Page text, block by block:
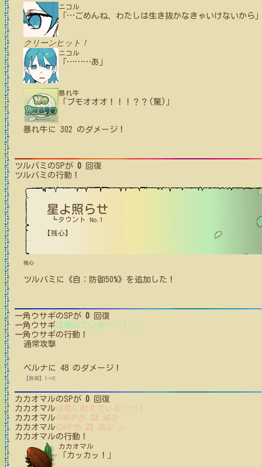
ニコル
… ごめんね、わたしは生き抜かなきゃいけないから
クリーンヒット！
ニコル
………あ」
暴れ牛
「ブモオオオ！！！？？(驚)」
暴れ牛 に 302 のダメージ！
ツルバミ のSPが 0 回復
ツルバミ の行動！
星よ照らせ
┗タウント No.1
【残心】
残心
ツルバミ に 《自：防御50%》 を追加した！
一角ウサギのSPが 0 回復
一角ウサギ は痺れている …… ！ (1)
一角ウサギの行動！
通常攻撃
ベルナ に 48 のダメージ！
【麻痺】1→0
カカオマルのSPが 0 回復
カカオマル は毒に耐えている ……
カカオマルのMHPが 23
減少
カカオマルのHPが 23 減少 (1)
カカオマルの行動！
カカオマル
「カッカッ！」